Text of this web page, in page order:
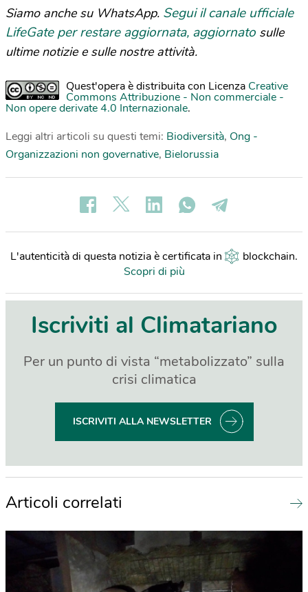
Siamo anche su WhatsApp. Segui il canale ufficiale
LifeGate per restare aggiornata, aggiornato sulle
ultime notizie e sulle nostre attività.
Quest'opera è distribuita con Licenza Creative
Commons Attribuzione - Non commerciale -
Non opere derivate 4.0 Internazionale.
Leggi altri articoli su questi temi: Biodiversità, Ong -
Organizzazioni non governative, Bielorussia
L'autenticità di questa notizia è certificata in blockchain.
Scopri di più
Iscriviti al Climatariano
Per un punto di vista “metabolizzato” sulla
crisi climatica
ISCRIVITI ALLA NEWSLETTER
Articoli correlati